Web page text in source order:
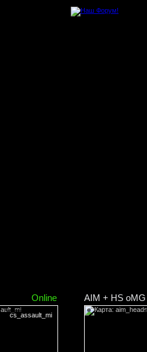
Online
cs_assault_mi
AIM + HS oMG